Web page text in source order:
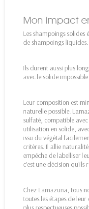
Mon impact
Les shampoings
de shampoings liquides.
Ils durent aussi plus
avec le solide
Leur composition est
naturelle possible.
sulfaté, compatible
utilisation en solide,
issu du végétal
critères. Il allie
empêche de labelliser
c’est une décision qu'ils
Chez Lamazuna, tous
toutes les étapes de